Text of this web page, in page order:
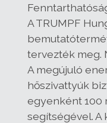
A TRUMPF
tervezték meg.
A megújuló
hőszivattyúk
egyenként 100
segítségével. A